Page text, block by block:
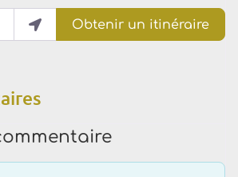
actuel
Obtenir un itinéraire